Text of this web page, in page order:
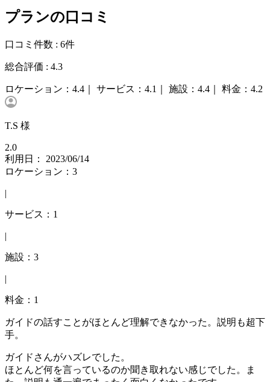
プランの口コミ
口コミ件数 : 6件
総合評価 : 4.3
ロケーション： 4.4｜ サービス： 4.1｜ 施設： 4.4｜ 料金： 4.2
T.S 様
2.0
利用日： 2023/06/14
ロケーション：3
|
サービス：1
|
施設：3
|
料金：1
ガイドの話すことがほとんど理解できなかった。説明も超下
手。
ガイドさんがハズレでした。
ほとんど何を言っているのか聞き取れない感じでした。ま